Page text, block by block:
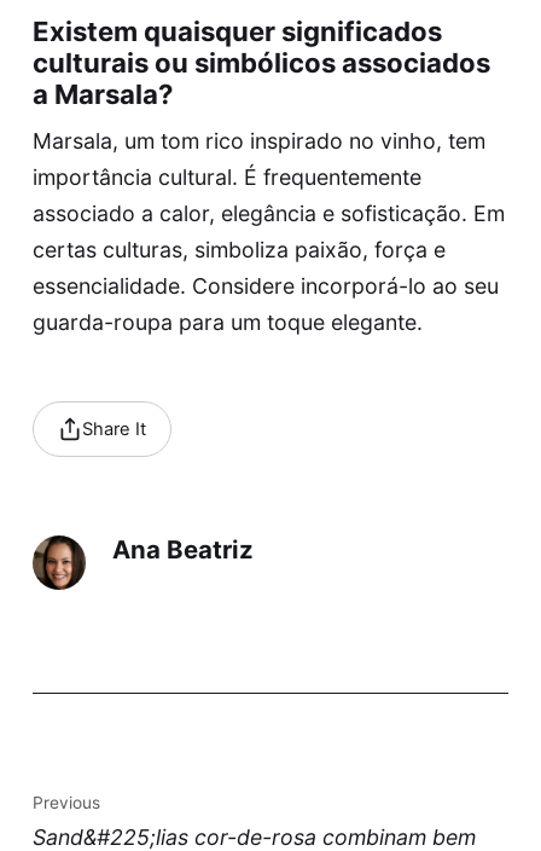
Existem quaisquer significados
culturais ou simbólicos associados
a Marsala?
Marsala, um tom rico inspirado no vinho, tem
importância cultural. É frequentemente
associado a calor, elegância e sofisticação. Em
certas culturas, simboliza paixão, força e
essencialidade. Considere incorporá-lo ao seu
guarda-roupa para um toque elegante.
Share It
Ana Beatriz
Previous
Sand&#225;lias cor-de-rosa combinam bem